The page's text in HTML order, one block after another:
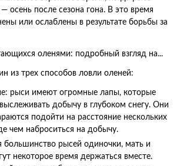
осень после сезона гона. В это время
или ослаблены в результате борьбы за
из трех способов ловли оленей:
рыси имеют огромные лапы, которые
добычу в глубоком снегу. Они
подойти на расстояние нескольких
чем наброситься на добычу.
большинство рысей одиночки, мать и
некоторое время держаться вместе.